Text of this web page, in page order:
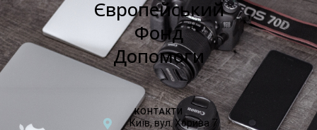
Європейський
Фонд
Допомоги
КОНТАКТИ
Київ, вул. Хорива 7